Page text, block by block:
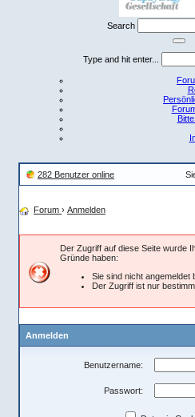
Search
Type and hit enter...
282 Benutzer online
Forum › Anmelden
Der Zugriff auf diese Seite wurde
Gründe haben:
Sie sind nicht angemeldet
Der Zugriff ist nur
Anmelden
Benutzername:
Passwort: